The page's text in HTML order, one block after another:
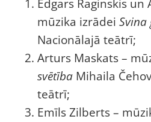
Edgars Raginskis un
mūzika izrādeiSvina
Nacionālajā teātrī;
Arturs Maskats –
svētība Mihaila
teātrī;
Emīls Zilberts –